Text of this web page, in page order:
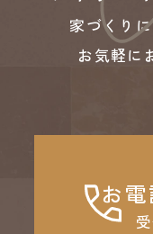
家づくり
お気軽に
お